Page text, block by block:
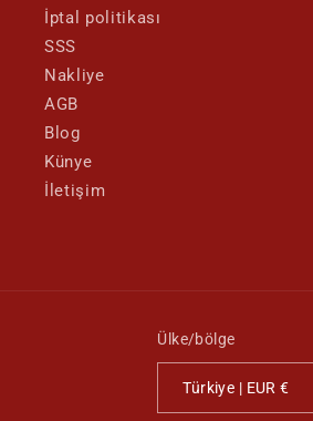
İptal politikası
SSS
Nakliye
AGB
Blog
Künye
İletişim
Ülke/bölge
Türkiye | EUR €